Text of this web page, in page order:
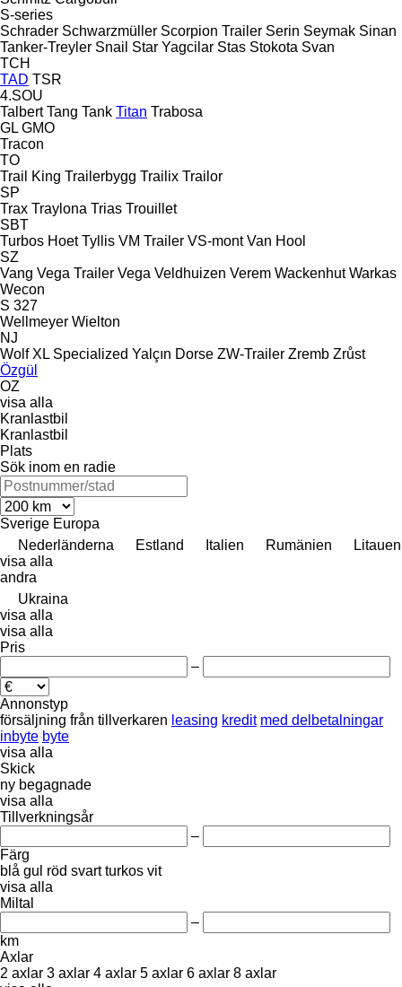
S-series
Schrader Schwarzmüller Scorpion Trailer Serin Seymak Sinan
Tanker-Treyler Snail Star Yagcilar Stas Stokota Svan
TCH
TAD TSR
4.SOU
Talbert Tang Tank Titan Trabosa
GL GMO
Tracon
TO
Trail King Trailerbygg Trailix Trailor
SP
Trax Traylona Trias Trouillet
SBT
Turbos Hoet Tyllis VM Trailer VS-mont Van Hool
SZ
Vang Vega Trailer Vega Veldhuizen Verem Wackenhut Warkas
Wecon
S 327
Wellmeyer Wielton
NJ
Wolf XL Specialized Yalçın Dorse ZW-Trailer Zremb Zrůst
Özgül
OZ
visa alla
Kranlastbil
Kranlastbil
Plats
Sök inom en radie
Sverige Europa
Nederländerna
Estland Italien Rumänien
Litauen
visa alla
andra
Ukraina
visa alla
visa alla
Pris
–
Annonstyp
försäljning från tillverkaren leasing kredit med delbetalningar
inbyte byte
visa alla
Skick
ny begagnade
visa alla
Tillverkningsår
–
Färg
blå gul röd svart turkos vit
visa alla
Miltal
–
km
Axlar
2 axlar 3 axlar 4 axlar 5 axlar 6 axlar 8 axlar